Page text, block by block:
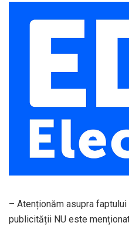
– Atenționăm asupra
publicității NU este